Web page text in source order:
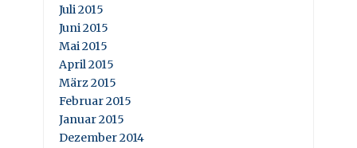
Juli 2015
Juni 2015
Mai 2015
April 2015
März 2015
Februar 2015
Januar 2015
Dezember 2014